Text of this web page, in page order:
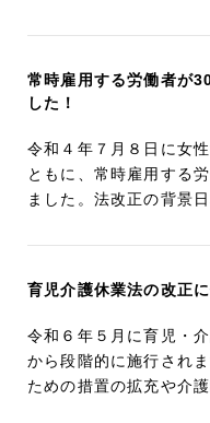
常時雇用する労働者が
した！
令和４年７月８日に女
ともに、常時雇用する
ました。法改正の背景
育児介護休業法の改正
令和６年５月に育児・
から段階的に施行され
ための措置の拡充や介